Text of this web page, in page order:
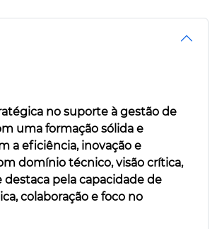
no suporte à gestão de
uma formação sólida e
a eficiência, inovação e
domínio técnico, visão crítica,
pela capacidade de
colaboração e foco no